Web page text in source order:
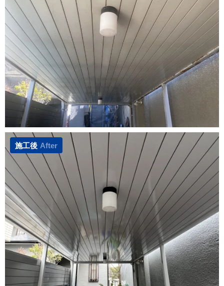
施工後 After